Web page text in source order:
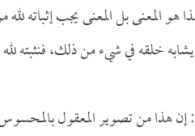
هو المعنى بل المعنى يجب إثباته
خلقه في شيء من ذلك، فنثبته
إن هذا من تصوير المعقول